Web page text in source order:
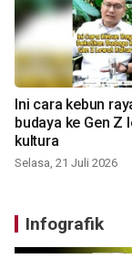
Ini cara kebun
budaya ke Gen Z
kultura
Selasa, 21 Juli 2026
Infografik